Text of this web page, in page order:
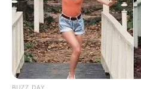
BUZZ DAY